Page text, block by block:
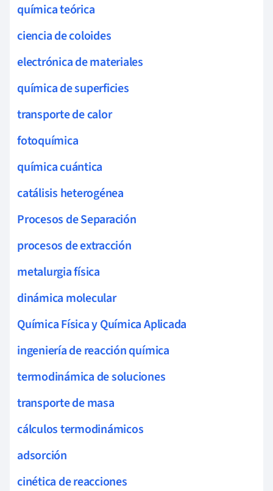
química teórica
ciencia de coloides
electrónica de materiales
química de superficies
transporte de calor
fotoquímica
química cuántica
catálisis heterogénea
Procesos de Separación
procesos de extracción
metalurgia física
dinámica molecular
Química Física y Química Aplicada
ingeniería de reacción química
termodinámica de soluciones
transporte de masa
cálculos termodinámicos
adsorción
cinética de reacciones